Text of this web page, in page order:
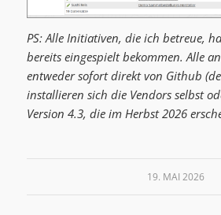
PS: Alle Initiativen, die ich betreue,
bereits eingespielt bekommen. Alle
entweder sofort direkt von Github
installieren sich die Vendors selbst
Version 4.3, die im Herbst 2026
19. MAI 2026